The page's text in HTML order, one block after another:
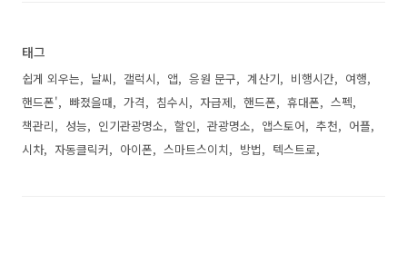
태그
쉽게 외우는 날씨 갤럭시 앱 응원 문구 계산기 비행시간
여행
핸드폰'
뺘졌을때 가격 침수시 자급제 핸드폰 휴대폰
스펙
책관리
성능 인기관광명소 할인 관광명소 앱스토어 추천
어플
시차
자동클릭커 아이폰 스마트스이치 방법 텍스트로